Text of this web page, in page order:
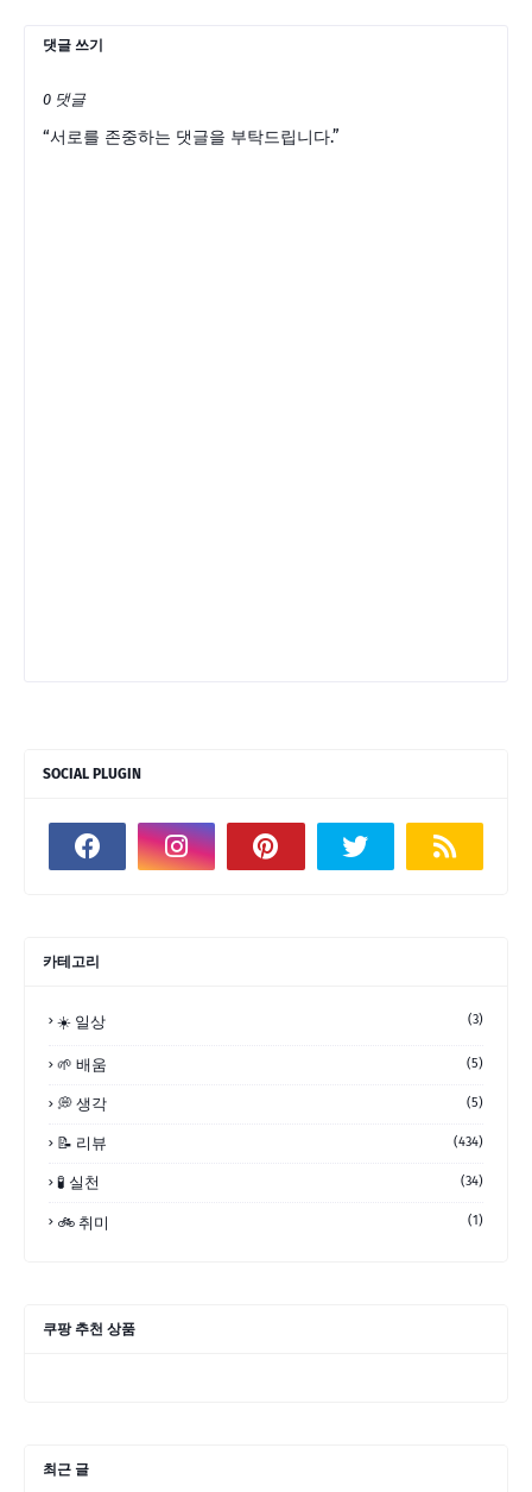
댓글 쓰기
0 댓글
“서로를 존중하는 댓글을 부탁드립니다.”
SOCIAL PLUGIN
카테고리
☀️ 일상 (3)
🌱 배움 (5)
💭 생각 (5)
📝 리뷰 (434)
🧪 실천 (34)
🚲 취미 (1)
쿠팡 추천 상품
최근 글